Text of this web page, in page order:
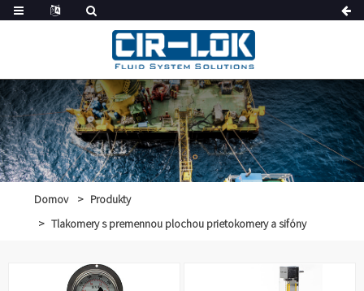
Domov
Produkty
Tlakomery s premennou plochou prietokomery a sifóny